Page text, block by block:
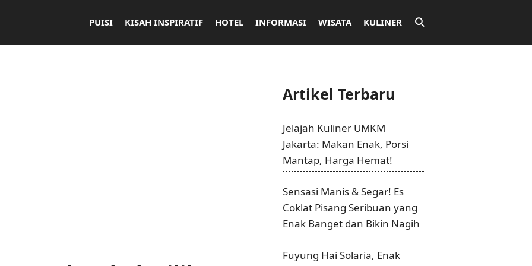
PUISI KISAH INSPIRATIF HOTEL INFORMASI WISATA KULINER
Artikel Terbaru
Jelajah Kuliner UMKM
Jakarta: Makan Enak, Porsi
Mantap, Harga Hemat!
Sensasi Manis & Segar! Es
Coklat Pisang Seribuan yang
Enak Banget dan Bikin Nagih
Fuyung Hai Solaria, Enak